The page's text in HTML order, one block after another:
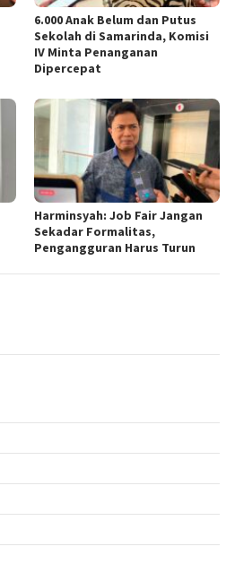
6.000 Anak Belum dan Putus
Sekolah di Samarinda, Komisi
IV Minta Penanganan
Dipercepat
Harminsyah: Job Fair Jangan
Sekadar Formalitas,
Pengangguran Harus Turun